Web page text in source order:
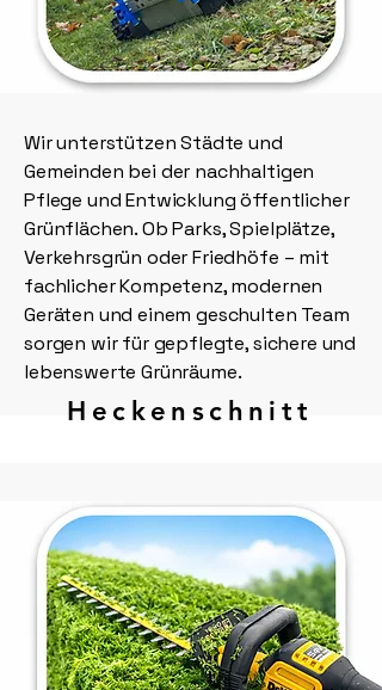
Wir unterstützen Städte und
Gemeinden bei der nachhaltigen
Pflege und Entwicklung öffentlicher
Grünflächen. Ob Parks, Spielplätze,
Verkehrsgrün oder Friedhöfe – mit
fachlicher Kompetenz, modernen
Geräten und einem geschulten Team
sorgen wir für gepflegte, sichere und
lebenswerte Grünräume.
Heckenschnitt